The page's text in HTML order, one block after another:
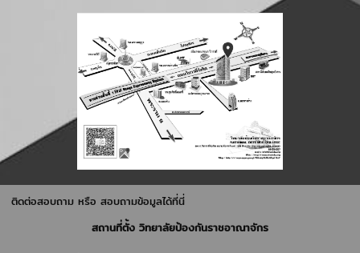
ติดต่อสอบถาม หรือ สอบถามข้อมูลได้ที่นี่
สถานที่ตั้ง วิทยาลัยป้องกันราชอาณาจักร